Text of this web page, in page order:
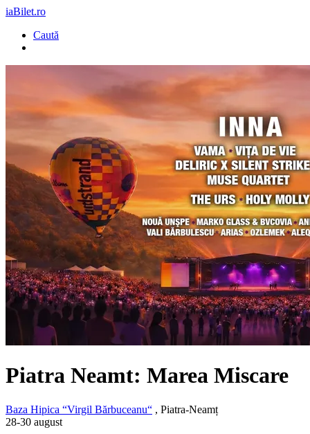
iaBilet.ro
Caută
Piatra Neamt: Marea Miscare
Baza Hipica “Virgil Bărbuceanu“ , Piatra-Neamț
28-30 august